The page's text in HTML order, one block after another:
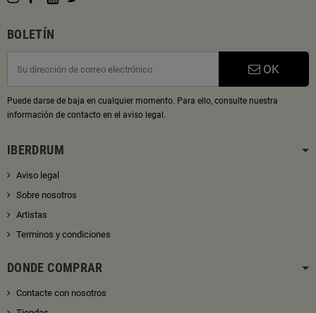
BOLETÍN
OK
Puede darse de baja en cualquier momento. Para ello, consulte nuestra
información de contacto en el aviso legal.
IBERDRUM
Aviso legal
Sobre nosotros
Artistas
Terminos y condiciones
DONDE COMPRAR
Contacte con nosotros